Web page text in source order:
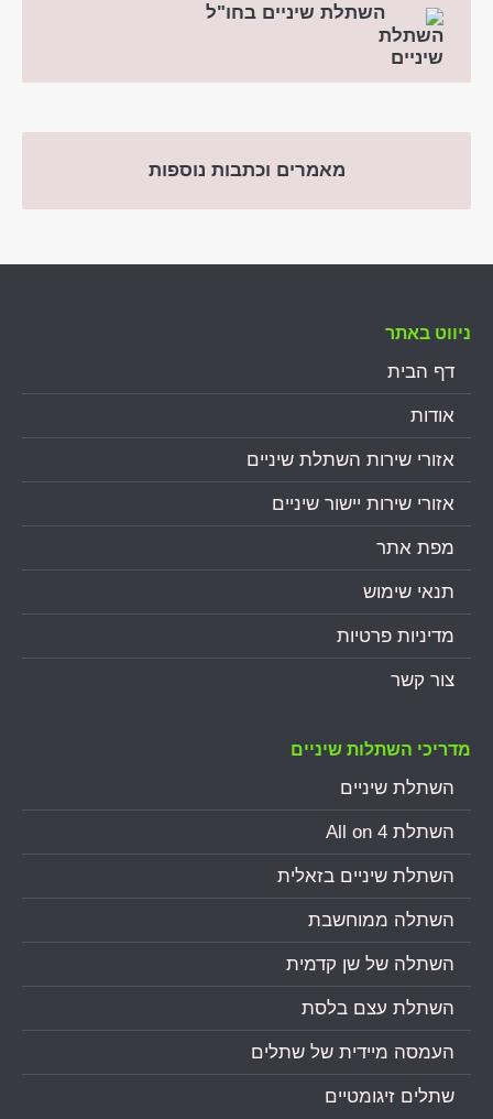
השתלת שיניים בחו"ל
מאמרים וכתבות נוספות
ניווט באתר
דף הבית
אודות
אזורי שירות השתלת שיניים
אזורי שירות יישור שיניים
מפת אתר
תנאי שימוש
מדיניות פרטיות
צור קשר
מדריכי השתלות שיניים
השתלת שיניים
השתלת All on 4
השתלת שיניים בזאלית
השתלה ממוחשבת
השתלה של שן קדמית
השתלת עצם בלסת
העמסה מיידית של שתלים
שתלים זיגומטיים